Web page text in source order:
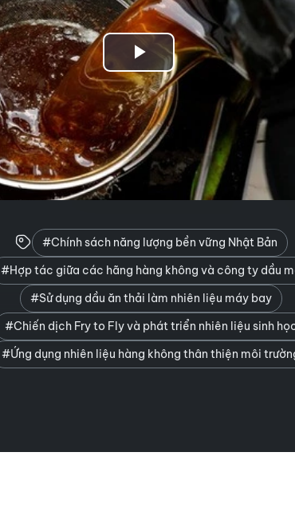
Play
Video
#Chính sách năng lượng bền vững Nhật Bản
#Hợp tác giữa các hãng hàng không và công ty dầu
#Sử dụng dầu ăn thải làm nhiên liệu máy bay
#Chiến dịch Fry to Fly và phát triển nhiên liệu sinh
#Ứng dụng nhiên liệu hàng không thân thiện môi